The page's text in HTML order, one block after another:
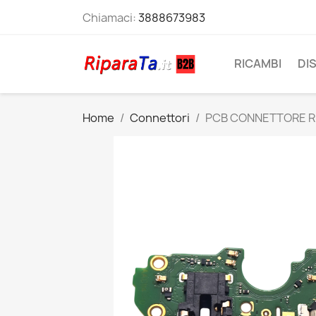
Chiamaci:3888673983
RICAMBI
Home Connettori PCB CONNETTORE